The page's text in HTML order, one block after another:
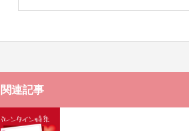
関連記事